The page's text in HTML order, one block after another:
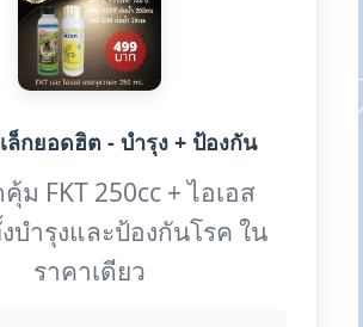
ล็กยอดฮิต - บำรุง + ป้องกัน
ม FKT 250cc + ไอเอส
บำรุงและป้องกันโรค ใน
ราคาเดียว